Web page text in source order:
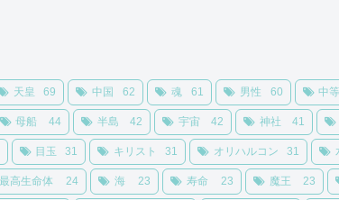
天皇 69 中国 62 魂 61 男性 60 中
母船 44 半島 42 宇宙 42 神社 41
目玉 31 キリスト 31 オリハルコン 31
最高生命体 24 海 23 寿命 23 魔王 23